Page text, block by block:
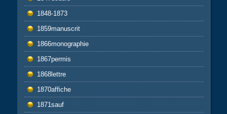
1848-1873
1859manuscrit
1866monographie
1867permis
1868lettre
1870affiche
1871sauf